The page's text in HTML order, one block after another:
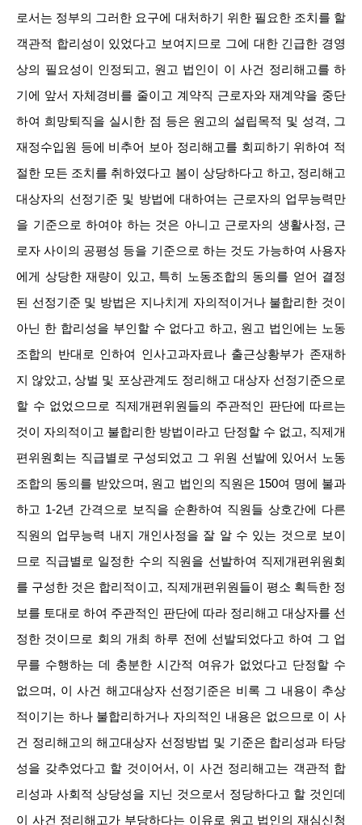
로서는 정부의 그러한 요구에 대처하기 위한 필요한 조치를 할
객관적 합리성이 있었다고 보여지므로 그에 대한 긴급한 경영
상의 필요성이 인정되고, 원고 법인이 이 사건 정리해고를 하
기에 앞서 자체경비를 줄이고 계약직 근로자와 재계약을 중단
하여 희망퇴직을 실시한 점 등은 원고의 설립목적 및 성격, 그
재정수입원 등에 비추어 보아 정리해고를 회피하기 위하여 적
절한 모든 조치를 취하였다고 봄이 상당하다고 하고, 정리해고
대상자의 선정기준 및 방법에 대하여는 근로자의 업무능력만
을 기준으로 하여야 하는 것은 아니고 근로자의 생활사정, 근
로자 사이의 공평성 등을 기준으로 하는 것도 가능하여 사용자
에게 상당한 재량이 있고, 특히 노동조합의 동의를 얻어 결정
된 선정기준 및 방법은 지나치게 자의적이거나 불합리한 것이
아닌 한 합리성을 부인할 수 없다고 하고, 원고 법인에는 노동
조합의 반대로 인하여 인사고과자료나 출근상황부가 존재하
지 않았고, 상벌 및 포상관계도 정리해고 대상자 선정기준으로
할 수 없었으므로 직제개편위원들의 주관적인 판단에 따르는
것이 자의적이고 불합리한 방법이라고 단정할 수 없고, 직제개
편위원회는 직급별로 구성되었고 그 위원 선발에 있어서 노동
조합의 동의를 받았으며, 원고 법인의 직원은 150여 명에 불과
하고 1-2년 간격으로 보직을 순환하여 직원들 상호간에 다른
직원의 업무능력 내지 개인사정을 잘 알 수 있는 것으로 보이
므로 직급별로 일정한 수의 직원을 선발하여 직제개편위원회
를 구성한 것은 합리적이고, 직제개편위원들이 평소 획득한 정
보를 토대로 하여 주관적인 판단에 따라 정리해고 대상자를 선
정한 것이므로 회의 개최 하루 전에 선발되었다고 하여 그 업
무를 수행하는 데 충분한 시간적 여유가 없었다고 단정할 수
없으며, 이 사건 해고대상자 선정기준은 비록 그 내용이 추상
적이기는 하나 불합리하거나 자의적인 내용은 없으므로 이 사
건 정리해고의 해고대상자 선정방법 및 기준은 합리성과 타당
성을 갖추었다고 할 것이어서, 이 사건 정리해고는 객관적 합
리성과 사회적 상당성을 지닌 것으로서 정당하다고 할 것인데
이 사건 정리해고가 부당하다는 이유로 원고 법인의 재심신청